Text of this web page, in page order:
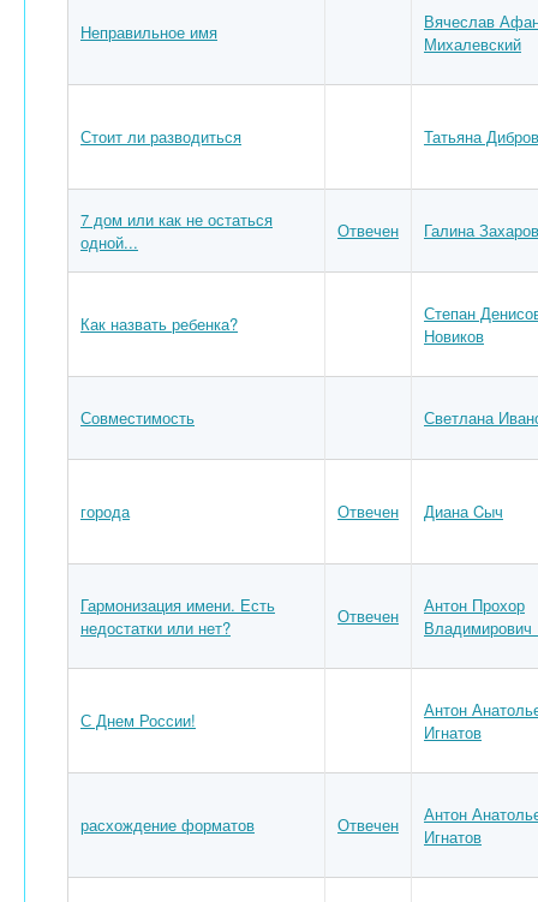
Неправильное имя
Вячеслав
Михалевский
Стоит ли разводиться Татьяна
7 дом или как не остаться
одной...
Отвечен Галина
Как назвать ребенка?
Степан
Новиков
Совместимость Светлана
города Отвечен Диана Cыч
Гармонизация имени. Есть
недостатки или нет?
Отвечен
Антон Прохор
Владимирович
С Днем России!
Антон
Игнатов
расхождение форматов Отвечен
Антон
Игнатов